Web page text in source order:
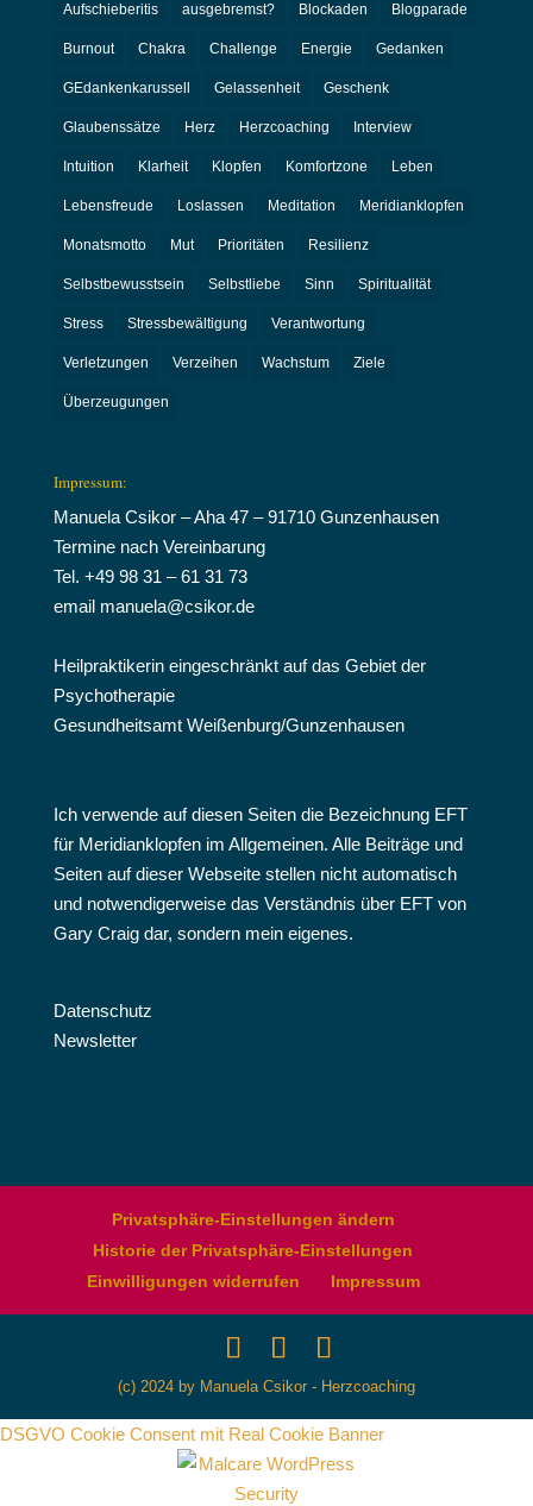
Aufschieberitis ausgebremst? Blockaden Blogparade
Burnout Chakra Challenge Energie Gedanken
GEdankenkarussell Gelassenheit Geschenk
Glaubenssätze Herz Herzcoaching Interview
Intuition Klarheit Klopfen Komfortzone Leben
Lebensfreude Loslassen Meditation Meridianklopfen
Monatsmotto Mut Prioritäten Resilienz
Selbstbewusstsein Selbstliebe Sinn Spiritualität
Stress Stressbewältigung Verantwortung
Verletzungen Verzeihen Wachstum Ziele
Überzeugungen
Impressum:
Manuela Csikor – Aha 47 – 91710 Gunzenhausen
Termine nach Vereinbarung
Tel. +49 98 31 – 61 31 73
email manuela@csikor.de
Heilpraktikerin eingeschränkt auf das Gebiet der
Psychotherapie
Gesundheitsamt Weißenburg/Gunzenhausen
Ich verwende auf diesen Seiten die Bezeichnung EFT
für Meridianklopfen im Allgemeinen. Alle Beiträge und
Seiten auf dieser Webseite stellen nicht automatisch
und notwendigerweise das Verständnis über EFT von
Gary Craig dar, sondern mein eigenes.
Datenschutz
Newsletter
Privatsphäre-Einstellungen ändern
Historie der Privatsphäre-Einstellungen
Einwilligungen widerrufen
Impressum
(c) 2024 by Manuela Csikor - Herzcoaching
DSGVO Cookie Consent mit Real Cookie Banner